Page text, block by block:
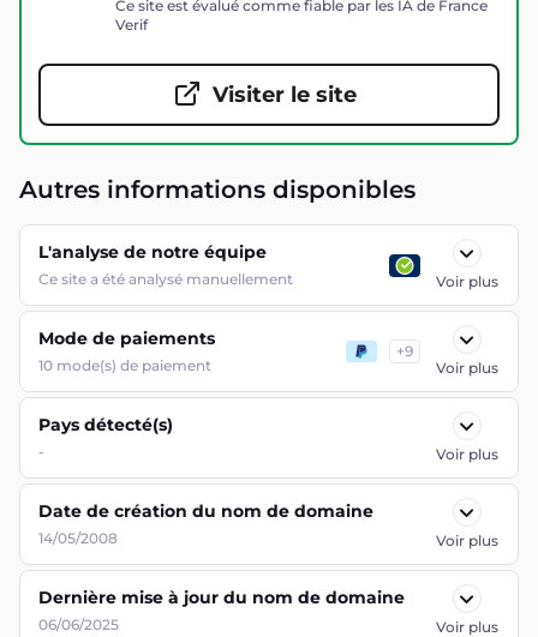
Ce site est évalué comme fiable par les IA de France
Verif
Visiter le site
Autres informations disponibles
L'analyse de notre équipe
Ce site a été analysé manuellement Voir plus
Mode de paiements
10 mode(s) de paiement
+9
Voir plus
Pays détecté(s)
- Voir plus
Date de création du nom de domaine
14/05/2008 Voir plus
Dernière mise à jour du nom de domaine
06/06/2025 Voir plus